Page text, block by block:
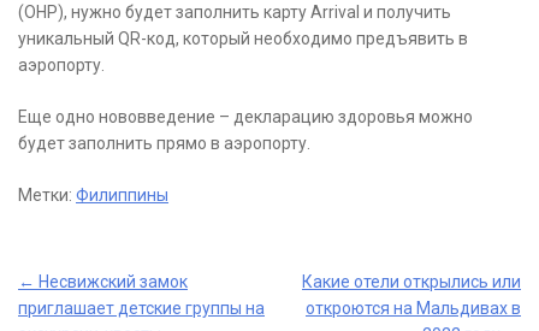
(OHP), нужно будет заполнить карту Arrival и получить
уникальный QR-код, который необходимо предъявить в
аэропорту.
Еще одно нововведение – декларацию здоровья можно
будет заполнить прямо в аэропорту.
Метки: Филиппины
Post
← Несвижский замок
приглашает детские группы на
Какие отели открылись или
откроются на Мальдивах в